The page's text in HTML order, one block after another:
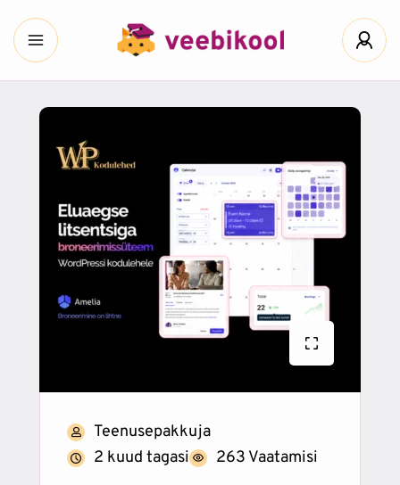
Teenusepakkuja
2 kuud tagasi
263 Vaatamisi